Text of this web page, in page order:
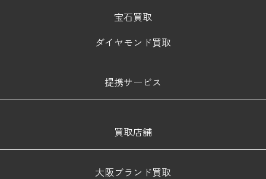
宝石買取
ダイヤモンド買取
提携サービス
買取店舗
大阪ブランド買取